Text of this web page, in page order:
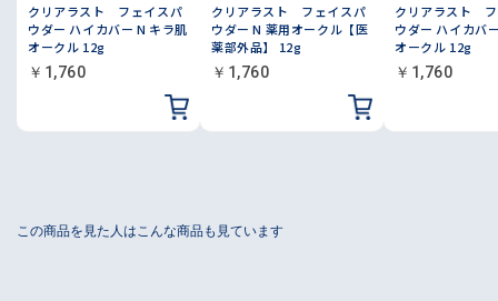
クリアラスト フェイスパ
ウダー ハイカバー N キラ肌
オークル 12g
￥1,760
クリアラスト フェイスパ
ウダー N 薬用オークル【医
薬部外品】 12g
￥1,760
クリアラスト
ウダー ハイカバ
オークル 12g
￥1,760